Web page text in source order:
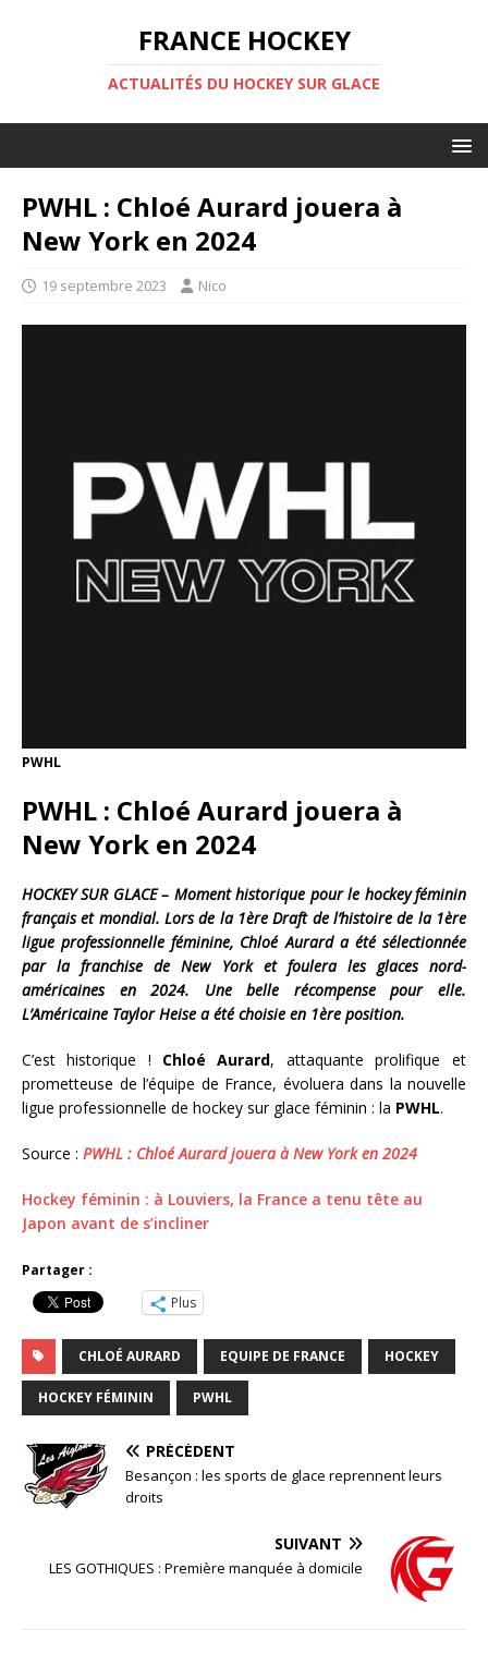
FRANCE HOCKEY
ACTUALITÉS DU HOCKEY SUR GLACE
PWHL : Chloé Aurard jouera à
New York en 2024
19 septembre 2023 Nico
PWHL
PWHL : Chloé Aurard jouera à
New York en 2024
HOCKEY SUR GLACE – Moment historique pour le hockey féminin
français et mondial. Lors de la 1ère Draft de l’histoire de la 1ère
ligue professionnelle féminine, Chloé Aurard a été sélectionnée
par la franchise de New York et foulera les glaces nord-
américaines en 2024. Une belle récompense pour elle.
L’Américaine Taylor Heise a été choisie en 1ère position.
C’est historique ! Chloé Aurard, attaquante prolifique et
prometteuse de l’équipe de France, évoluera dans la nouvelle
ligue professionnelle de hockey sur glace féminin : la PWHL.
Source : PWHL : Chloé Aurard jouera à New York en 2024
Hockey féminin : à Louviers, la France a tenu tête au
Japon avant de s’incliner
Partager :
Plus
CHLOÉ AURARD EQUIPE DE FRANCE HOCKEY
HOCKEY FÉMININ PWHL
PRÉCÉDENT
Besançon : les sports de glace reprennent leurs
droits
SUIVANT
LES GOTHIQUES : Première manquée à domicile